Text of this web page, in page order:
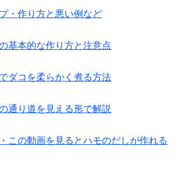
・作り方と悪い例など
基本的な作り方と注意点
ダコを柔らかく煮る方法
通り道を見える形で解説
この動画を見るとハモのだしが作れる